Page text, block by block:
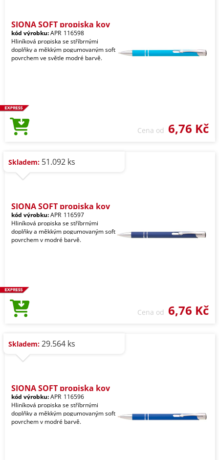
SIONA SOFT propiska kov
kód výrobku:APR_116598
Hliníková propiska se stříbrnými
doplňky a měkkým pogumovaným soft
povrchem ve světle modré barvě.
Cena od 6,76 Kč
Skladem: 51.092 ks
SIONA SOFT propiska kov
kód výrobku:APR_116597
Hliníková propiska se stříbrnými
doplňky a měkkým pogumovaným soft
povrchem v modré barvě.
Cena od 6,76 Kč
Skladem: 29.564 ks
SIONA SOFT propiska kov
kód výrobku:APR_116596
Hliníková propiska se stříbrnými
doplňky a měkkým pogumovaným soft
povrchem v modré barvě.